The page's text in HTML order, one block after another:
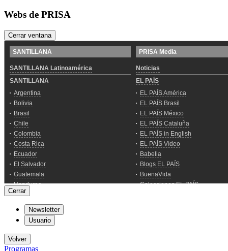
Webs de PRISA
Cerrar ventana
Cerrar
Newsletter
Usuario
Volver
Programas